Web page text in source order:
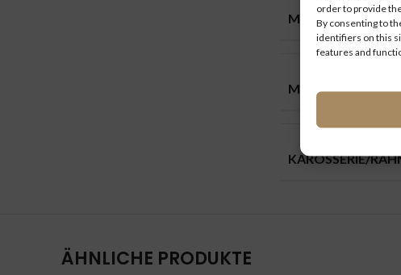
order to provide
By consenting to
identifiers on this
features and
MARKEN
M.A.N
KAROSSERIE/
ÄHNLICHE PRODUKTE